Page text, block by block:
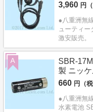
3,960 円
●八重洲無
ューティ
激安販売。
SBR-
製 ニッ
660 円（税
●八重洲無
水素電池
A